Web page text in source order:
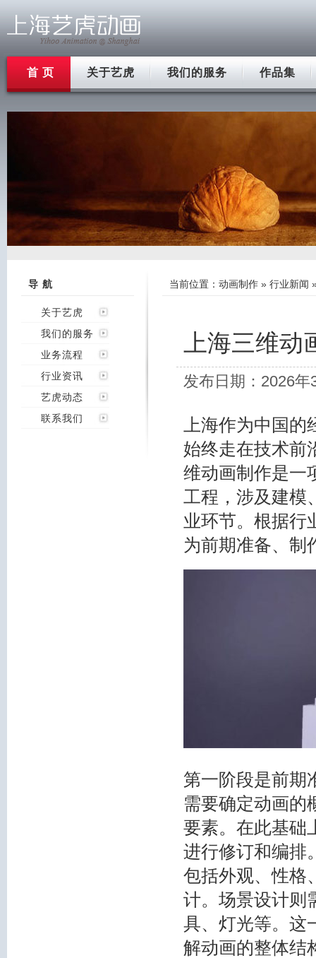
首 页 关于艺虎 我们的服务 作品集
导 航
关于艺虎
我们的服务
业务流程
行业资讯
艺虎动态
联系我们
当前位置： 动画制作 » 行业新闻
上海三维
发布日期：2026
上海作为中国
始终走在技术前
维动画制作是一
工程，涉及建模
业环节。根据行
为前期准备、制
第一阶段是前期
需要确定动画的
要素。在此基础
进行修订和编排
包括外观、性格
计。场景设计则
具、灯光等。这
解动画的整体结